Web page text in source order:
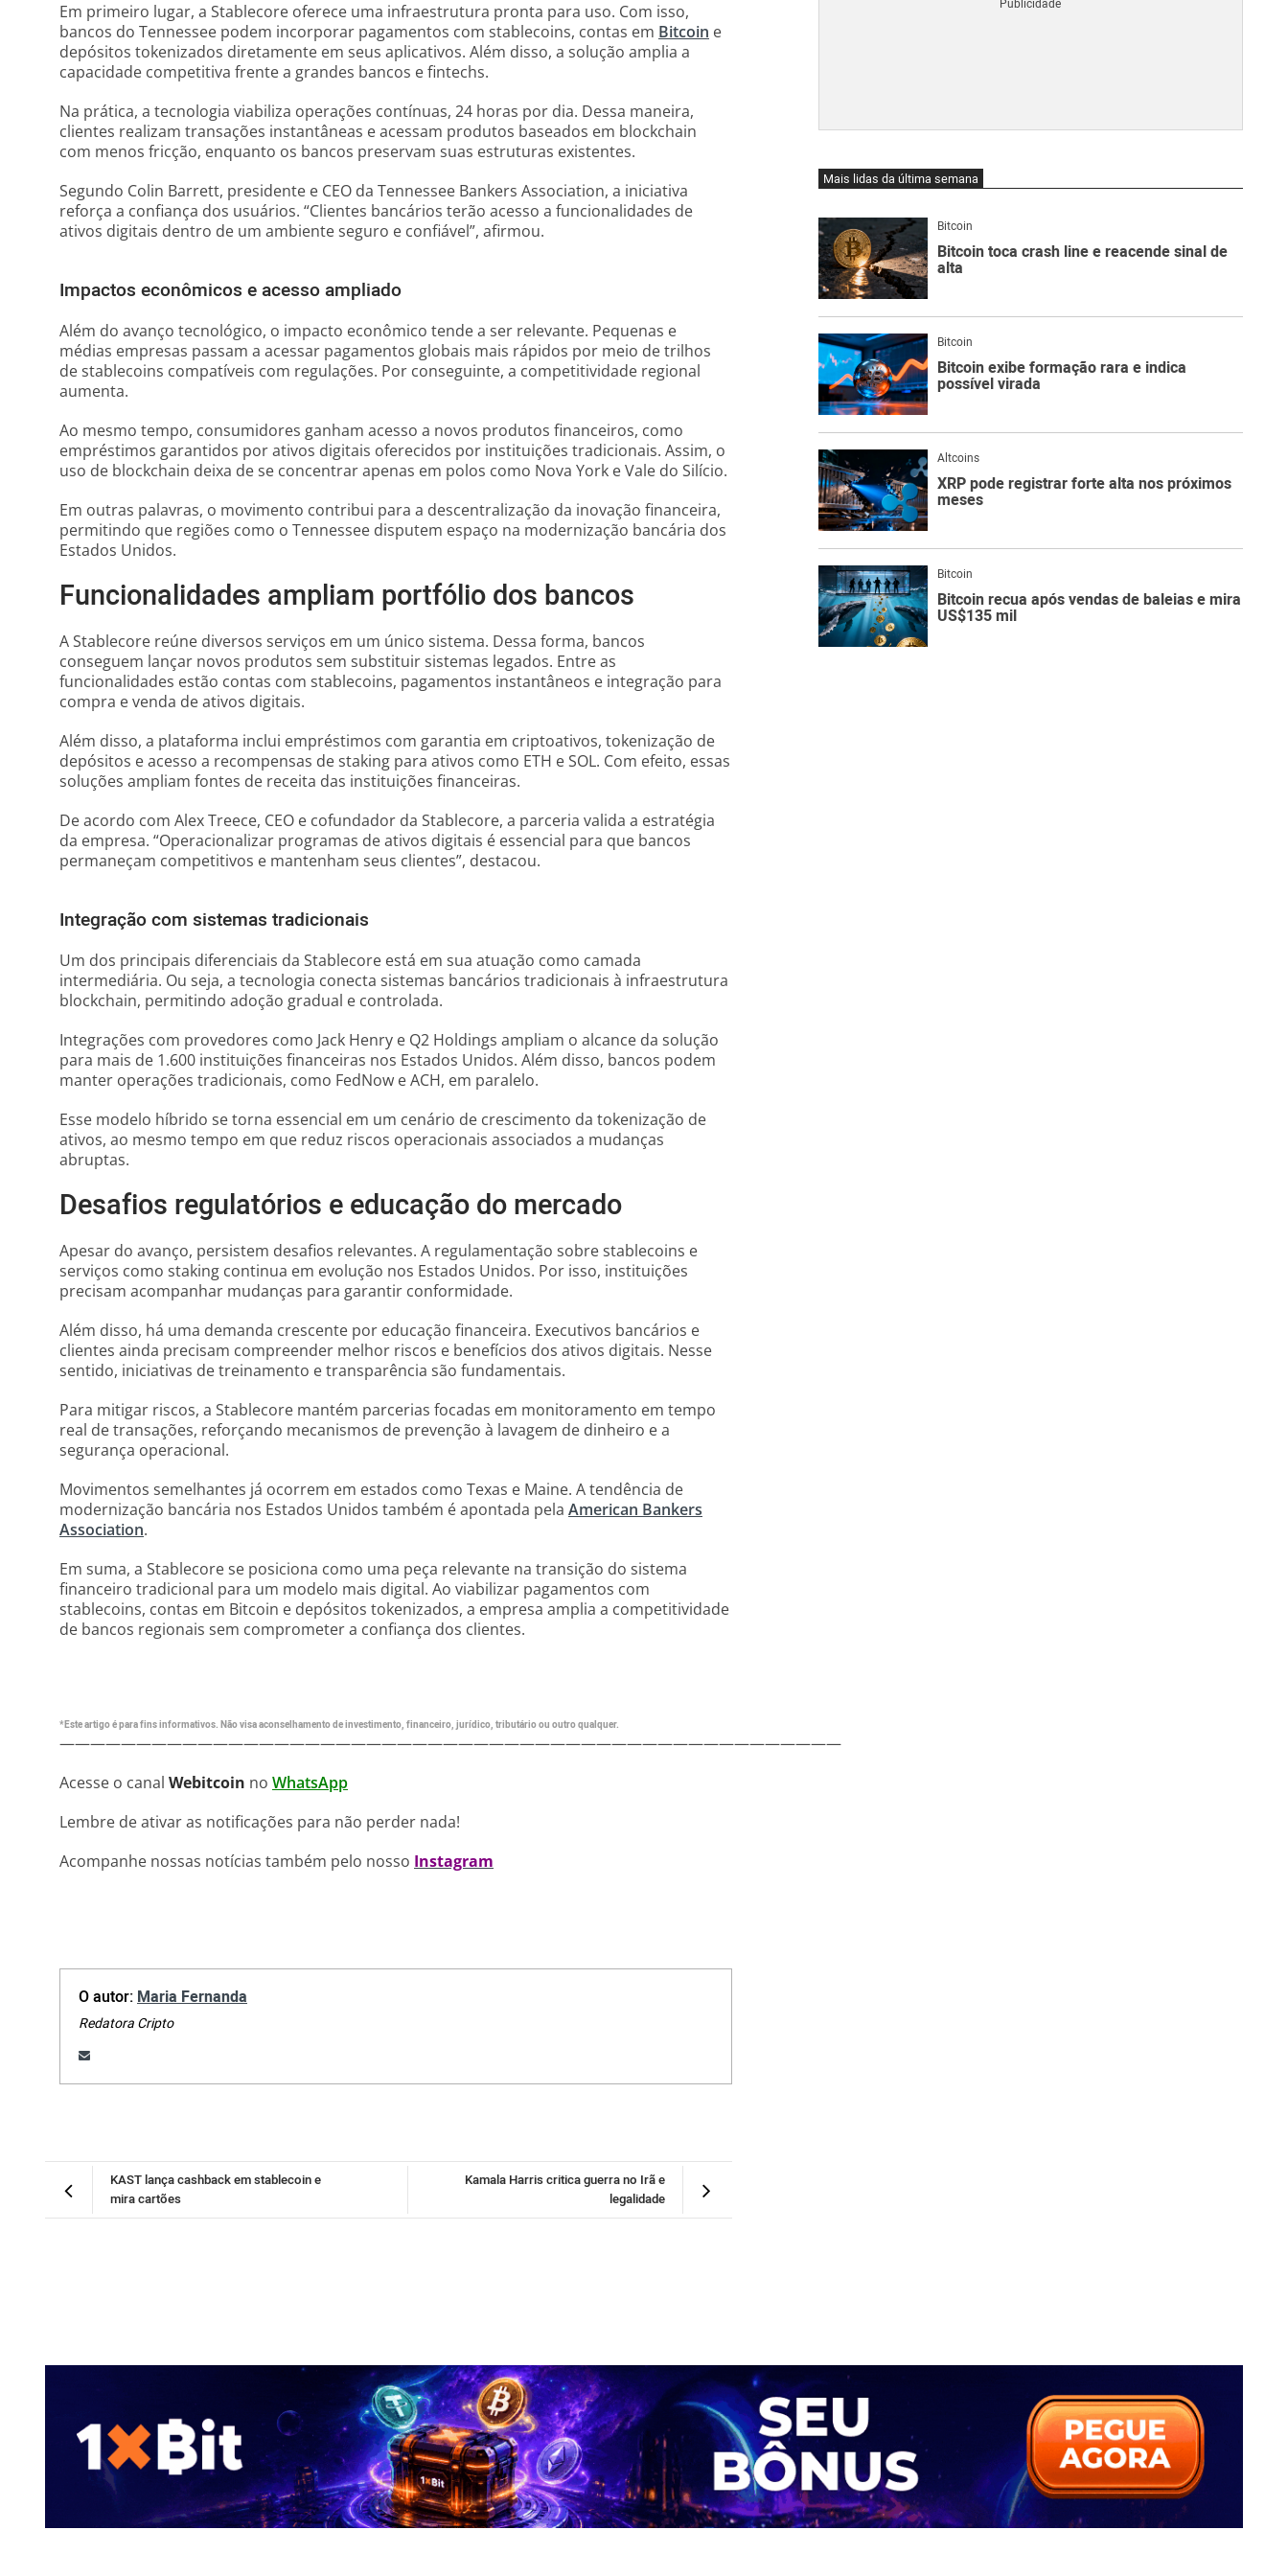
Em primeiro lugar, a Stablecore oferece uma infraestrutura pronta para uso. Com isso,
bancos do Tennessee podem incorporar pagamentos com stablecoins, contas em Bitcoin e
depósitos tokenizados diretamente em seus aplicativos. Além disso, a solução amplia a
capacidade competitiva frente a grandes bancos e fintechs.
Na prática, a tecnologia viabiliza operações contínuas, 24 horas por dia. Dessa maneira,
clientes realizam transações instantâneas e acessam produtos baseados em blockchain
com menos fricção, enquanto os bancos preservam suas estruturas existentes.
Segundo Colin Barrett, presidente e CEO da Tennessee Bankers Association, a iniciativa
reforça a confiança dos usuários. “Clientes bancários terão acesso a funcionalidades de
ativos digitais dentro de um ambiente seguro e confiável”, afirmou.
Impactos econômicos e acesso ampliado
Além do avanço tecnológico, o impacto econômico tende a ser relevante. Pequenas e
médias empresas passam a acessar pagamentos globais mais rápidos por meio de trilhos
de stablecoins compatíveis com regulações. Por conseguinte, a competitividade regional
aumenta.
Ao mesmo tempo, consumidores ganham acesso a novos produtos financeiros, como
empréstimos garantidos por ativos digitais oferecidos por instituições tradicionais. Assim, o
uso de blockchain deixa de se concentrar apenas em polos como Nova York e Vale do Silício.
Em outras palavras, o movimento contribui para a descentralização da inovação financeira,
permitindo que regiões como o Tennessee disputem espaço na modernização bancária dos
Estados Unidos.
Funcionalidades ampliam portfólio dos bancos
A Stablecore reúne diversos serviços em um único sistema. Dessa forma, bancos
conseguem lançar novos produtos sem substituir sistemas legados. Entre as
funcionalidades estão contas com stablecoins, pagamentos instantâneos e integração para
compra e venda de ativos digitais.
Além disso, a plataforma inclui empréstimos com garantia em criptoativos, tokenização de
depósitos e acesso a recompensas de staking para ativos como ETH e SOL. Com efeito, essas
soluções ampliam fontes de receita das instituições financeiras.
De acordo com Alex Treece, CEO e cofundador da Stablecore, a parceria valida a estratégia
da empresa. “Operacionalizar programas de ativos digitais é essencial para que bancos
permaneçam competitivos e mantenham seus clientes”, destacou.
Integração com sistemas tradicionais
Um dos principais diferenciais da Stablecore está em sua atuação como camada
intermediária. Ou seja, a tecnologia conecta sistemas bancários tradicionais à infraestrutura
blockchain, permitindo adoção gradual e controlada.
Integrações com provedores como Jack Henry e Q2 Holdings ampliam o alcance da solução
para mais de 1.600 instituições financeiras nos Estados Unidos. Além disso, bancos podem
manter operações tradicionais, como FedNow e ACH, em paralelo.
Esse modelo híbrido se torna essencial em um cenário de crescimento da tokenização de
ativos, ao mesmo tempo em que reduz riscos operacionais associados a mudanças
abruptas.
Desafios regulatórios e educação do mercado
Apesar do avanço, persistem desafios relevantes. A regulamentação sobre stablecoins e
serviços como staking continua em evolução nos Estados Unidos. Por isso, instituições
precisam acompanhar mudanças para garantir conformidade.
Além disso, há uma demanda crescente por educação financeira. Executivos bancários e
clientes ainda precisam compreender melhor riscos e benefícios dos ativos digitais. Nesse
sentido, iniciativas de treinamento e transparência são fundamentais.
Para mitigar riscos, a Stablecore mantém parcerias focadas em monitoramento em tempo
real de transações, reforçando mecanismos de prevenção à lavagem de dinheiro e a
segurança operacional.
Movimentos semelhantes já ocorrem em estados como Texas e Maine. A tendência de
modernização bancária nos Estados Unidos também é apontada pela American Bankers
Association.
Em suma, a Stablecore se posiciona como uma peça relevante na transição do sistema
financeiro tradicional para um modelo mais digital. Ao viabilizar pagamentos com
stablecoins, contas em Bitcoin e depósitos tokenizados, a empresa amplia a competitividade
de bancos regionais sem comprometer a confiança dos clientes.
*Este artigo é para fins informativos. Não visa aconselhamento de investimento, financeiro, jurídico, tributário ou outro qualquer.
———————————————————————————————————————————————————
Acesse o canal Webitcoin no WhatsApp
Lembre de ativar as notificações para não perder nada!
Acompanhe nossas notícias também pelo nosso Instagram
O autor:Maria Fernanda
Redatora Cripto
Kamala Harris critica guerra no Irã e
legalidade
KAST lança cashback em stablecoin e
mira cartões
Mais lidas da última semana
Bitcoin
Bitcoin toca crash line e reacende sinal de
alta
Bitcoin
Bitcoin exibe formação rara e indica
possível virada
Altcoins
XRP pode registrar forte alta nos próximos
meses
Bitcoin
Bitcoin recua após vendas de baleias e mira
US$135 mil